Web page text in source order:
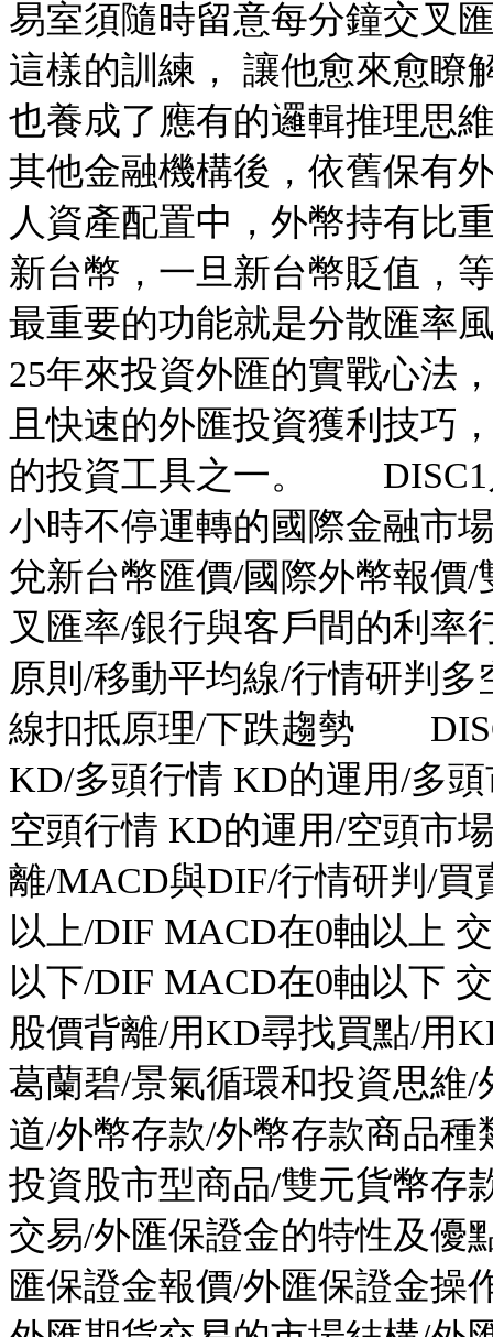
易室須隨時留意每分鐘交叉
這樣的訓練， 讓他愈來愈瞭
也養成了應有的邏輯推理
其他金融機構後，依舊保有
人資產配置中，外幣持有比
新台幣，一旦新台幣貶值，
最重要的功能就是分散匯
25年來投資外匯的實戰心法
且快速的外匯投資獲利技巧
的投資工具之一。
小時不停運轉的國際金融市
兌新台幣匯價/國際外幣報價
叉匯率/銀行與客戶間的利率
原則/移動平均線/行情研判
線扣抵原理/下跌趨勢
KD/多頭行情 KD的運用/多
空頭行情 KD的運用/空頭市
離/MACD與DIF/行情研判/買
以上/DIF MACD在0軸以上
以下/DIF MACD在0軸以下
股價背離/用KD尋找買點/用
葛蘭碧/景氣循環和投資思維
道/外幣存款/外幣存款商品
投資股市型商品/雙元貨幣存
交易/外匯保證金的特性及優
匯保證金報價/外匯保證金操